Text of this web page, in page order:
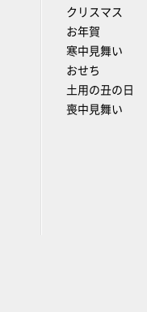
クリスマス
お年賀
寒中見舞い
おせち
土用の丑の日
喪中見舞い